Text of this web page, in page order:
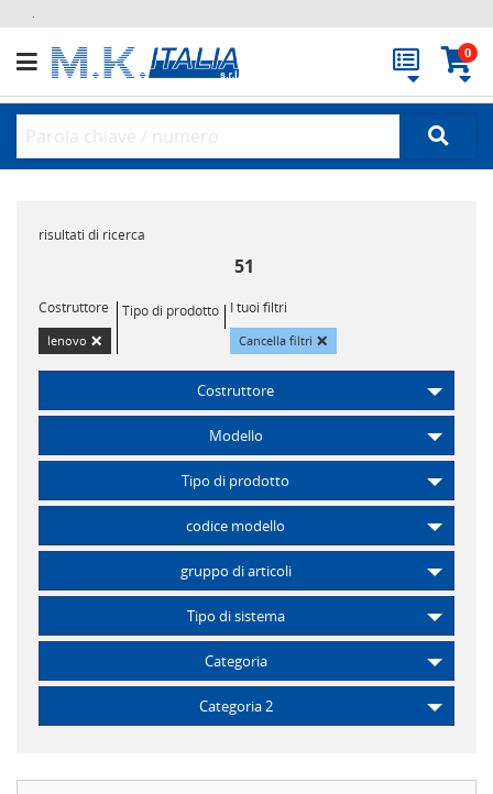
.
0
risultati di ricerca
51
Costruttore
lenovo ×
Tipo di prodotto I tuoi filtri
Cancella filtri ×
Costruttore
Modello
Tipo di prodotto
codice modello
gruppo di articoli
Tipo di sistema
Categoria
Categoria 2